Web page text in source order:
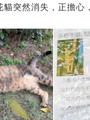
貓突然消失，正擔心